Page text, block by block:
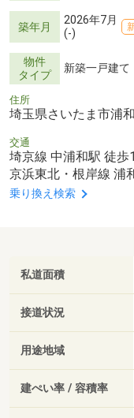
築年月
2026年7月
(-)
物件
タイプ
新築一戸建て
住所
埼玉県さいたま市浦
交通
埼京線 中浦和駅 徒歩
京浜東北・根岸線 浦
乗り換え検索
私道面積
接道状況
用途地域
建ぺい率 / 容積率